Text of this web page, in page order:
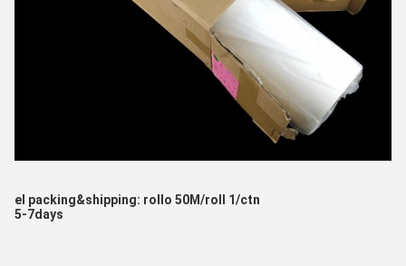
el packing&shipping: rollo 50M/roll 1/ctn
5-7days